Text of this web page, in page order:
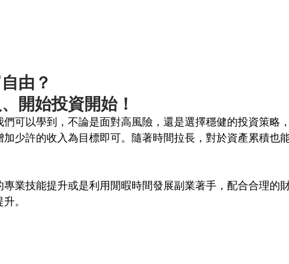
由？
開始投資開始！
可以學到，不論是面對高風險，還是選擇穩健的投資策略
少許的收入為目標即可。隨著時間拉長，對於資產累積也
專業技能提升或是利用閒暇時間發展副業著手，配合合理的
。